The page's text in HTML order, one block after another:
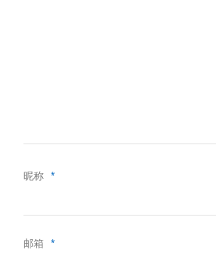
昵称 *
邮箱 *